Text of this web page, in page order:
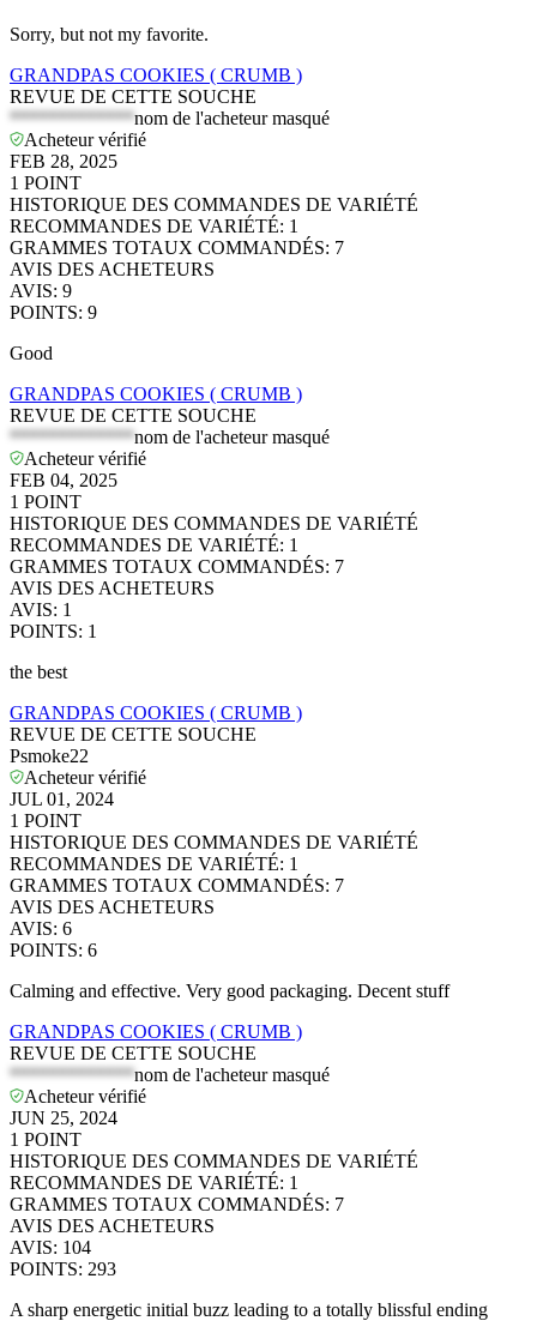
Sorry, but not my favorite.
GRANDPAS COOKIES ( CRUMB )
REVUE DE CETTE SOUCHE
*************nom de l'acheteur masqué
Acheteur vérifié
FEB 28, 2025
1 POINT
HISTORIQUE DES COMMANDES DE VARIÉTÉ
RECOMMANDES DE VARIÉTÉ: 1
GRAMMES TOTAUX COMMANDÉS: 7
AVIS DES ACHETEURS
AVIS: 9
POINTS: 9
Good
GRANDPAS COOKIES ( CRUMB )
REVUE DE CETTE SOUCHE
*************nom de l'acheteur masqué
Acheteur vérifié
FEB 04, 2025
1 POINT
HISTORIQUE DES COMMANDES DE VARIÉTÉ
RECOMMANDES DE VARIÉTÉ: 1
GRAMMES TOTAUX COMMANDÉS: 7
AVIS DES ACHETEURS
AVIS: 1
POINTS: 1
the best
GRANDPAS COOKIES ( CRUMB )
REVUE DE CETTE SOUCHE
Psmoke22
Acheteur vérifié
JUL 01, 2024
1 POINT
HISTORIQUE DES COMMANDES DE VARIÉTÉ
RECOMMANDES DE VARIÉTÉ: 1
GRAMMES TOTAUX COMMANDÉS: 7
AVIS DES ACHETEURS
AVIS: 6
POINTS: 6
Calming and effective. Very good packaging. Decent stuff
GRANDPAS COOKIES ( CRUMB )
REVUE DE CETTE SOUCHE
*************nom de l'acheteur masqué
Acheteur vérifié
JUN 25, 2024
1 POINT
HISTORIQUE DES COMMANDES DE VARIÉTÉ
RECOMMANDES DE VARIÉTÉ: 1
GRAMMES TOTAUX COMMANDÉS: 7
AVIS DES ACHETEURS
AVIS: 104
POINTS: 293
A sharp energetic initial buzz leading to a totally blissful ending